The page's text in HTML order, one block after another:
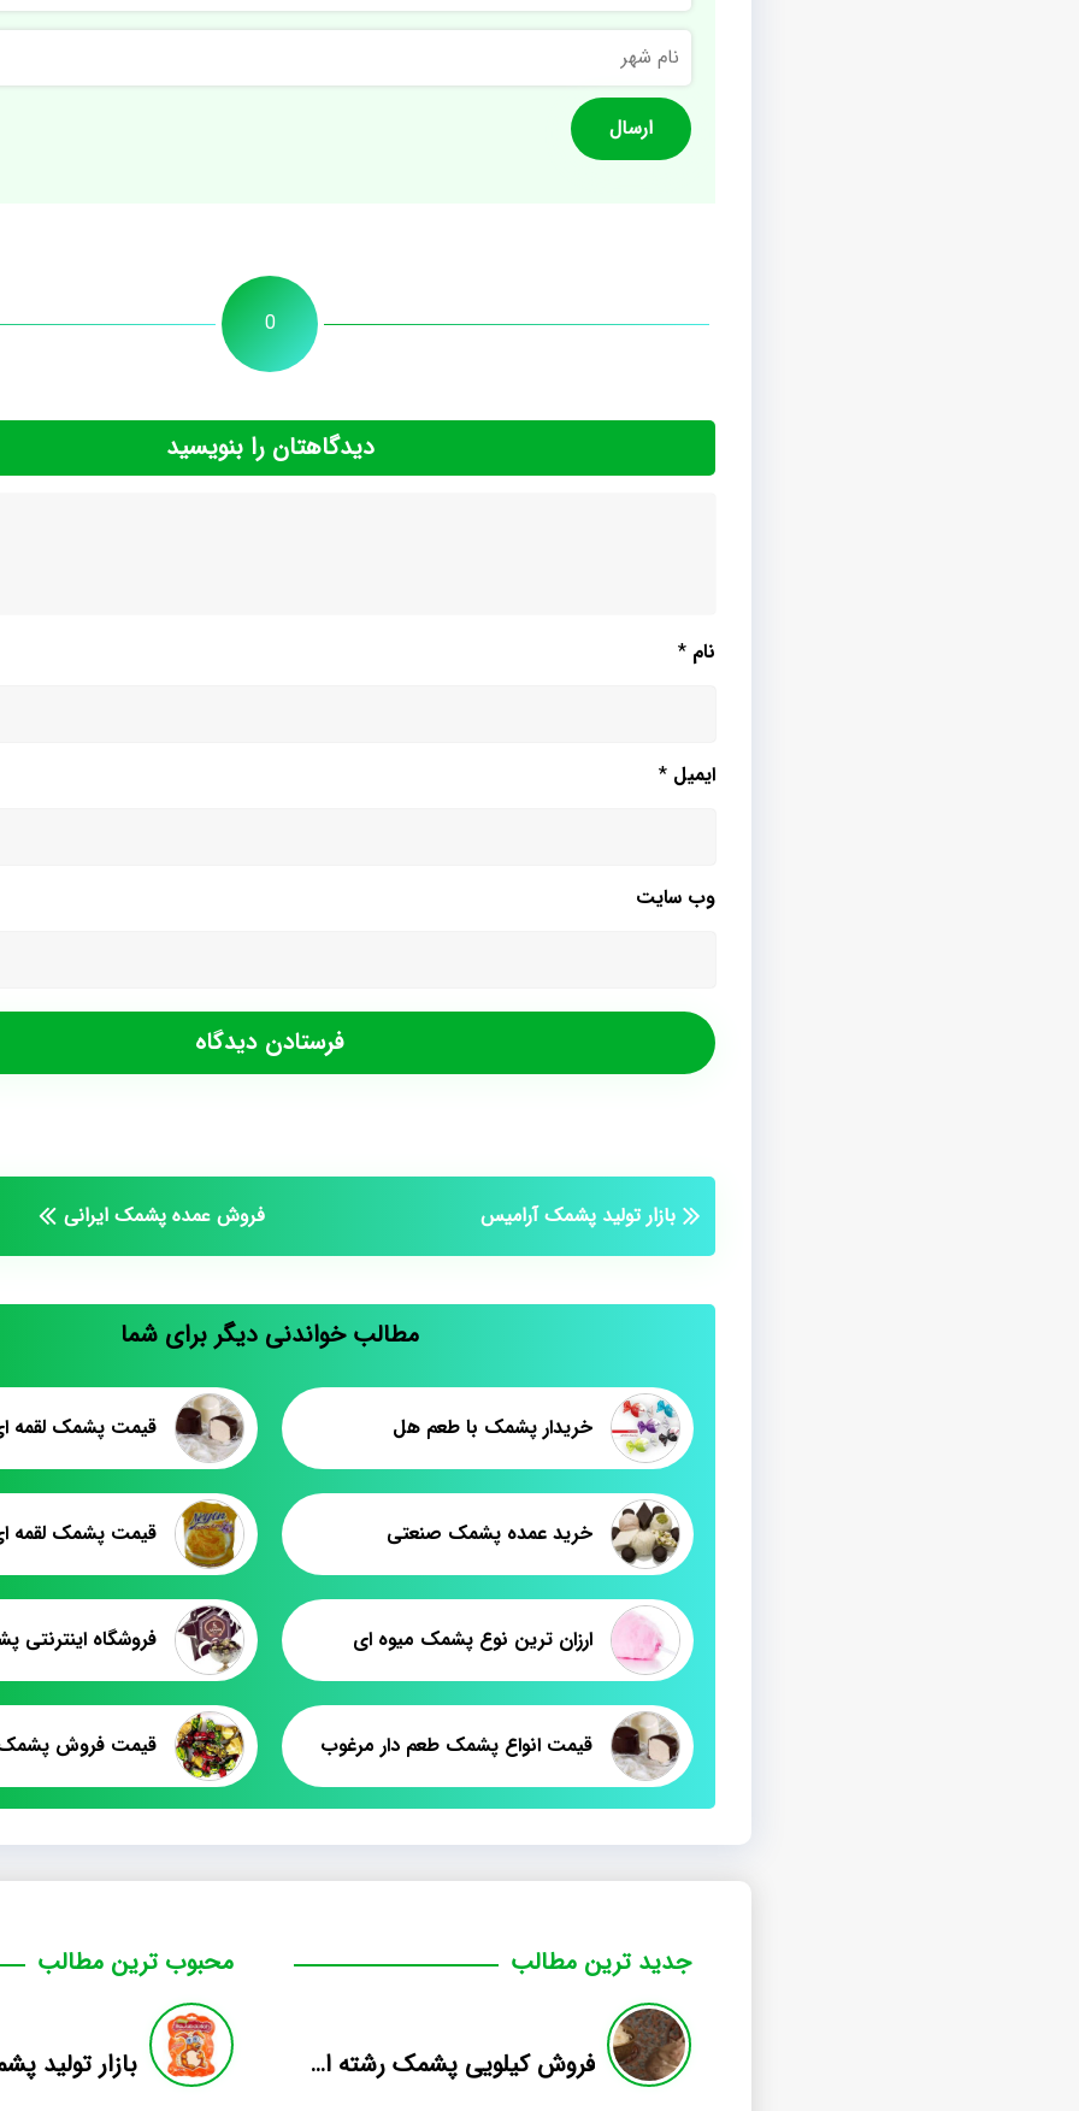
نام
شهر
0
دیدگاهتان را بنویسید
نام *
ایمیل *
وب‌ سایت
بازار تولید پشمک آرامیس فروش عمده پشمک ایرانی
مطالب خواندنی دیگر برای شما
خریدار پشمک با طعم هل
خرید عمده پشمک صنعتی
ارزان ترین نوع پشمک میوه ای
قیمت انواع پشمک طعم دار مرغوب
جدید ترین مطالب
فروش کیلویی پشمک رشته ای طعم دار میوه
محبوب ترین مطالب
بازار تولید